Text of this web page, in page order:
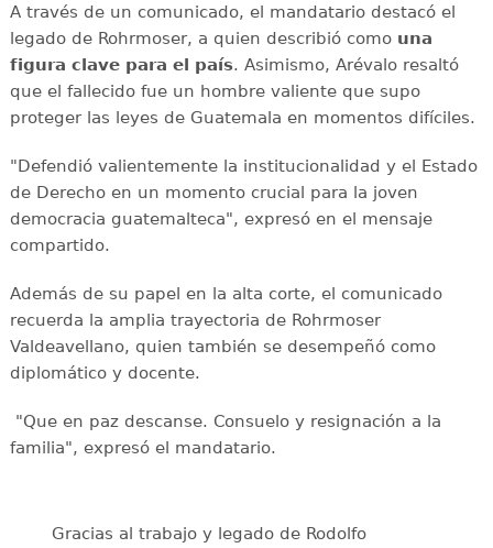
A través de un comunicado, el mandatario destacó el
legado de Rohrmoser, a quien describió comouna
figura clave para el país. Asimismo, Arévalo resaltó
que el fallecido fue un hombre valiente que supo
proteger las leyes de Guatemala en momentos difíciles.
"Defendió valientemente la institucionalidad y el Estado
de Derecho en un momento crucial para la joven
democracia guatemalteca", expresó en el mensaje
compartido.
Además de su papel en la alta corte, el comunicado
recuerda la amplia trayectoria de Rohrmoser
Valdeavellano, quien también se desempeñó como
diplomático y docente.
"Que en paz descanse. Consuelo y resignación a la
familia", expresó el mandatario.
Gracias al trabajo y legado de Rodolfo